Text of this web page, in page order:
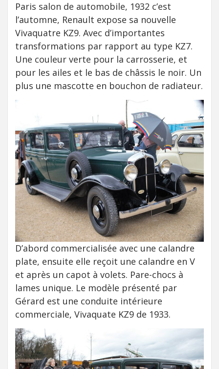
Paris salon de automobile, 1932 c’est
l’automne, Renault expose sa nouvelle
Vivaquatre KZ9. Avec d’importantes
transformations par rapport au type KZ7.
Une couleur verte pour la carrosserie, et
pour les ailes et le bas de châssis le noir. Un
plus une mascotte en bouchon de radiateur.
D’abord commercialisée avec une calandre
plate, ensuite elle reçoit une calandre en V
et après un capot à volets. Pare-chocs à
lames unique. Le modèle présenté par
Gérard est une conduite intérieure
commerciale, Vivaquate KZ9 de 1933.